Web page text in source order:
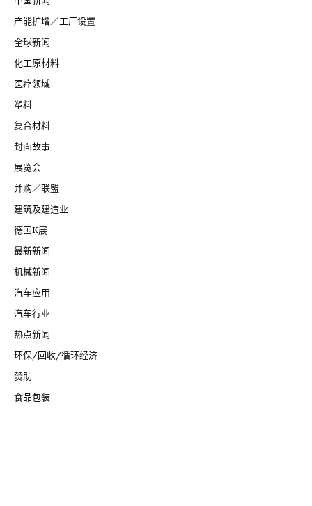
产能扩增／工厂设置
全球新闻
化工原材料
医疗领域
塑料
复合材料
封面故事
展览会
并购／联盟
建筑及建造业
德国K展
最新新闻
机械新闻
汽车应用
汽车行业
热点新闻
环保/回收/循环经济
赞助
食品包装